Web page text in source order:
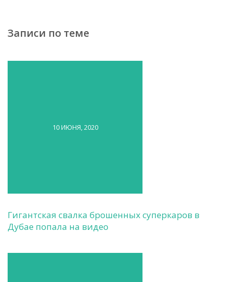
Записи по теме
10 ИЮНЯ, 2020
Гигантская свалка брошенных суперкаров в
Дубае попала на видео